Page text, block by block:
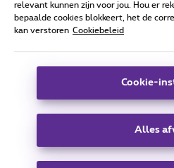
Alle rechten voorbehouden. ©
Algemene voorwaarden,
Deze website is gecreëerd en
Koning Albert II-laan 27 - B-1030
Carrier & Wholesale Solutions
relevant kunnen zijn voor jou. Hou er
bepaalde cookies blokkeert, het de
kan verstoren Cookiebeleid
Cookie-
Alles